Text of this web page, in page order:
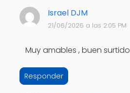
Israel DJM
21/06/2026 a las 2:05 PM
Muy amables , buen surtido
Responder